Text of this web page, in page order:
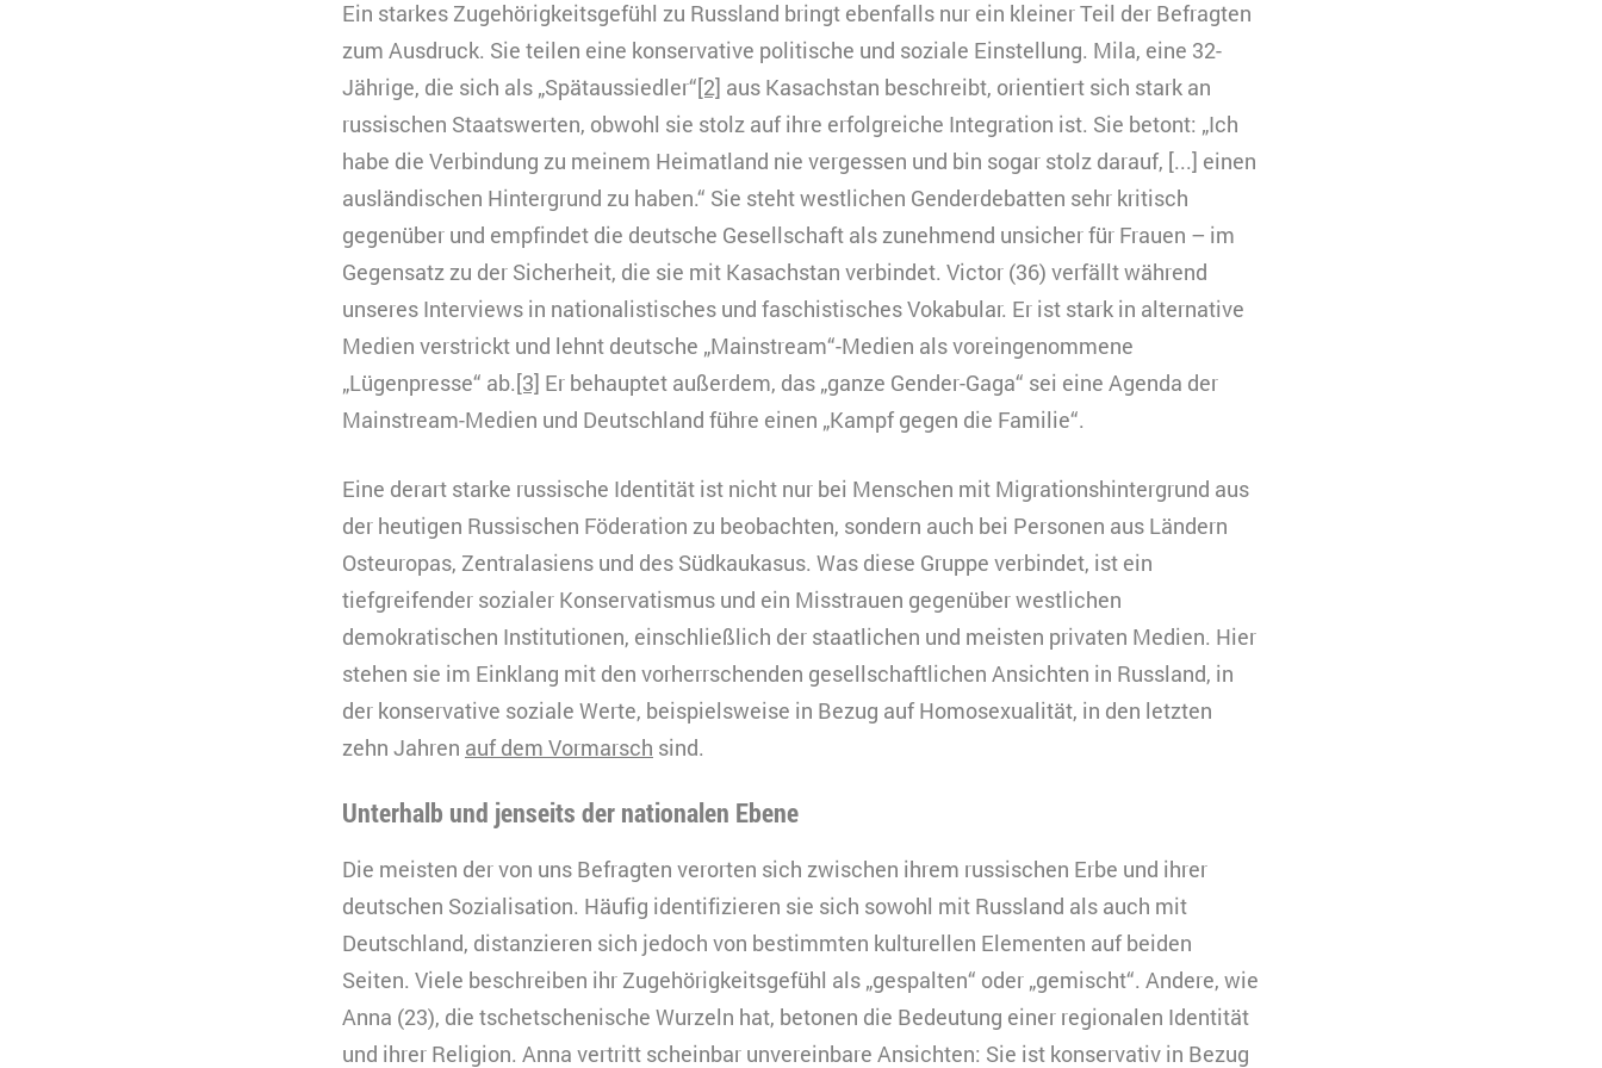
Ein starkes Zugehörigkeitsgefühl zu Russland bringt ebenfalls nur ein kleiner Teil der Befragten
zum Ausdruck. Sie teilen eine konservative politische und soziale Einstellung. Mila, eine 32-
Jährige, die sich als „Spätaussiedler“[2] aus Kasachstan beschreibt, orientiert sich stark an
russischen Staatswerten, obwohl sie stolz auf ihre erfolgreiche Integration ist. Sie betont: „Ich
habe die Verbindung zu meinem Heimatland nie vergessen und bin sogar stolz darauf, [...] einen
ausländischen Hintergrund zu haben.“ Sie steht westlichen Genderdebatten sehr kritisch
gegenüber und empfindet die deutsche Gesellschaft als zunehmend unsicher für Frauen – im
Gegensatz zu der Sicherheit, die sie mit Kasachstan verbindet. Victor (36) verfällt während
unseres Interviews in nationalistisches und faschistisches Vokabular. Er ist stark in alternative
Medien verstrickt und lehnt deutsche „Mainstream“-Medien als voreingenommene
„Lügenpresse“ ab.[3] Er behauptet außerdem, das „ganze Gender-Gaga“ sei eine Agenda der
Mainstream-Medien und Deutschland führe einen „Kampf gegen die Familie“.
Eine derart starke russische Identität ist nicht nur bei Menschen mit Migrationshintergrund aus
der heutigen Russischen Föderation zu beobachten, sondern auch bei Personen aus Ländern
Osteuropas, Zentralasiens und des Südkaukasus. Was diese Gruppe verbindet, ist ein
tiefgreifender sozialer Konservatismus und ein Misstrauen gegenüber westlichen
demokratischen Institutionen, einschließlich der staatlichen und meisten privaten Medien. Hier
stehen sie im Einklang mit den vorherrschenden gesellschaftlichen Ansichten in Russland, in
der konservative soziale Werte, beispielsweise in Bezug auf Homosexualität, in den letzten
zehn Jahren auf dem Vormarsch sind.
Unterhalb und jenseits der nationalen Ebene
Die meisten der von uns Befragten verorten sich zwischen ihrem russischen Erbe und ihrer
deutschen Sozialisation. Häufig identifizieren sie sich sowohl mit Russland als auch mit
Deutschland, distanzieren sich jedoch von bestimmten kulturellen Elementen auf beiden
Seiten. Viele beschreiben ihr Zugehörigkeitsgefühl als „gespalten“ oder „gemischt“. Andere, wie
Anna (23), die tschetschenische Wurzeln hat, betonen die Bedeutung einer regionalen Identität
und ihrer Religion. Anna vertritt scheinbar unvereinbare Ansichten: Sie ist konservativ in Bezug
Anbieter
Matomo
Zweck
Kurzzeitiges Cookie, um vorübergehende Daten des Besuchs zu
speichern.
Ablauf
30 Minuten
Typ
HTML
Anbieter
Matomo
Zweck
Bindet Videos ein, die unsere Kampagnenarbeit präsentieren. Es werden
Cookies gesetzt, und Daten in die USA transferiert, was Ihre Zustimmung
nach §49 Abs. 1 der DSGVO erfordert.
Ablauf
keine
Typ
Verbindung
Anbieter
YouTube